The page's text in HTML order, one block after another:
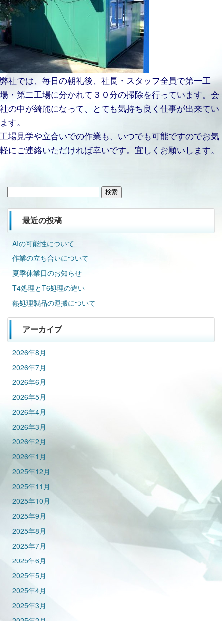
弊社では、毎日の朝礼後、社長・スタッフ全員で第一工
場・第二工場に分かれて３０分の掃除を行っています。会
社の中が綺麗になって、とても気持ち良く仕事が出来てい
ます。
工場見学や立合いでの作業も、いつでも可能ですのでお気
軽にご連絡いただければ幸いです。宜しくお願いします。
最近の投稿
AIの可能性について
作業の立ち合いについて
夏季休業日のお知らせ
T4処理とT6処理の違い
熱処理製品の運搬について
アーカイブ
2026年8月
2026年7月
2026年6月
2026年5月
2026年4月
2026年3月
2026年2月
2026年1月
2025年12月
2025年11月
2025年10月
2025年9月
2025年8月
2025年7月
2025年6月
2025年5月
2025年4月
2025年3月